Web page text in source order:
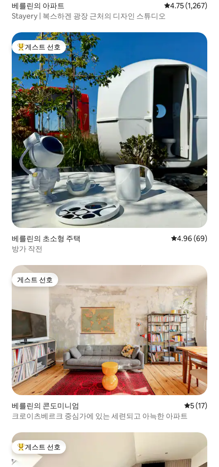
베를린의 아파트 평점 4.75점(5점
4.75 (1,267)
Stayery | 복스하겐 광장 근처의 디자인 스튜디오
상위 게스트 선호
게스트 선호
베를린의 초소형 주택 평점 4.96점(5
4.96 (69)
방가 작전
게스트 선호
게스트 선호
베를린의 콘도미니엄 평점 5점
5 (17)
크로이츠베르크 중심가에 있는 세련되고 아늑한 아파트
상위 게스트 선호
게스트 선호